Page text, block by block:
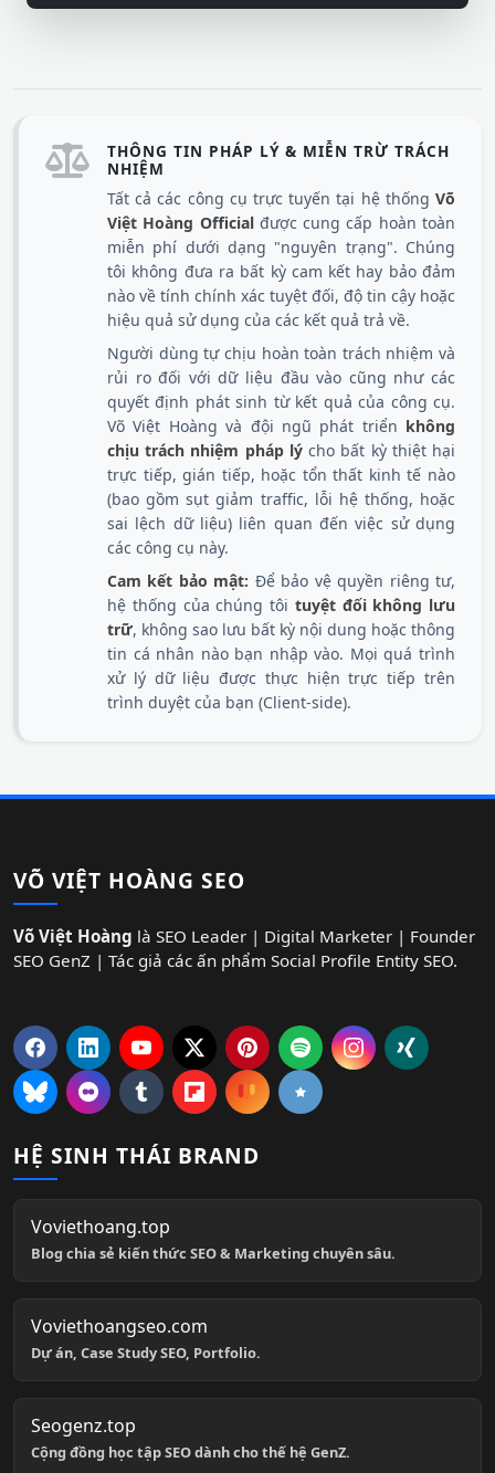
THÔNG TIN PHÁP LÝ & MIỄN TRỪ TRÁCH
NHIỆM
Tất cả các công cụ trực tuyến tại hệ thống Võ
Việt Hoàng Officialđược cung cấp hoàn toàn
miễn phí dưới dạng "nguyên trạng". Chúng
tôi không đưa ra bất kỳ cam kết hay bảo đảm
nào về tính chính xác tuyệt đối, độ tin cậy hoặc
hiệu quả sử dụng của các kết quả trả về.
Người dùng tự chịu hoàn toàn trách nhiệm và
rủi ro đối với dữ liệu đầu vào cũng như các
quyết định phát sinh từ kết quả của công cụ.
Võ Việt Hoàng và đội ngũ phát triển không
chịu trách nhiệm pháp lýcho bất kỳ thiệt hại
trực tiếp, gián tiếp, hoặc tổn thất kinh tế nào
(bao gồm sụt giảm traffic, lỗi hệ thống, hoặc
sai lệch dữ liệu) liên quan đến việc sử dụng
các công cụ này.
Cam kết bảo mật: Để bảo vệ quyền riêng tư,
hệ thống của chúng tôi tuyệt đối không lưu
trữ, không sao lưu bất kỳ nội dung hoặc thông
tin cá nhân nào bạn nhập vào. Mọi quá trình
xử lý dữ liệu được thực hiện trực tiếp trên
trình duyệt của bạn (Client-side).
VÕ VIỆT HOÀNG SEO
Võ Việt Hoàng là SEO Leader | Digital Marketer | Founder
SEO GenZ | Tác giả các ấn phẩm Social Profile Entity SEO.
HỆ SINH THÁI BRAND
Voviethoang.top
Blog chia sẻ kiến thức SEO & Marketing chuyên sâu.
Voviethoangseo.com
Dự án, Case Study SEO, Portfolio.
Seogenz.top
Cộng đồng học tập SEO dành cho thế hệ GenZ.